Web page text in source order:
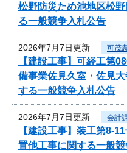
松野防災ため池地区松
る一般競争入札公告
2026年7月7日更新 可茂
【建設工事】可経工第
備事業佐見久室・佐見
する一般競争入札公告
2026年7月7日更新 会計
【建設工事】装工第8-
置他工事に関する一般